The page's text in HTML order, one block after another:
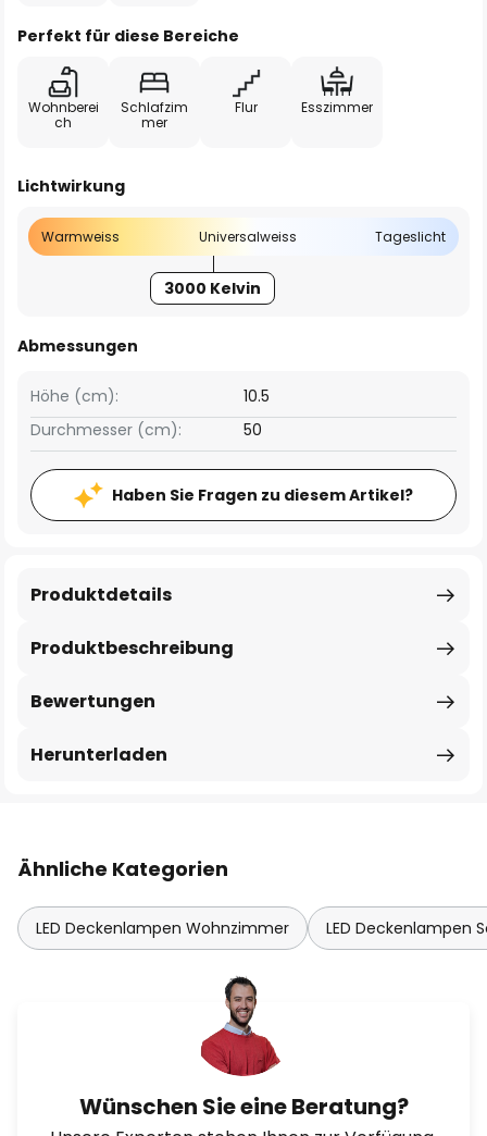
Perfekt für diese Bereiche
Wohnberei
ch
Schlafzim
mer
Flur Esszimmer
Lichtwirkung
Warmweiss Universalweiss Tageslicht
3000 Kelvin
Abmessungen
Höhe (cm):
10.5
Durchmesser (cm):
50
Haben Sie Fragen zu diesem Artikel?
Produktbeschreibung
Produktdetails
Bewertungen
Herunterladen
Ähnliche Kategorien
LED Deckenlampen Wohnzimmer LED Deckenlampen
Wünschen Sie eine Beratung?